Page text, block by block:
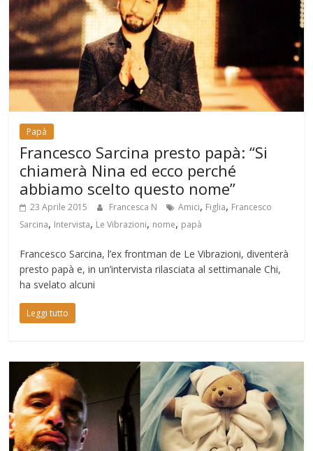
Papà
Francesco Sarcina presto papà: “Si
chiamerà Nina ed ecco perché
abbiamo scelto questo nome”
23 Aprile 2015 Francesca N Amici, Figlia, Francesco
Sarcina, Intervista, Le Vibrazioni, nome, papà
Francesco Sarcina, l’ex frontman de Le Vibrazioni, diventerà
presto papà e, in un’intervista rilasciata al settimanale Chi,
ha svelato alcuni
Leggi tutto